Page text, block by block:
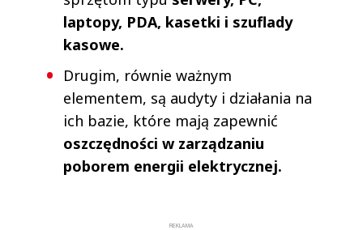
laptopy, PDA, kasetki i szuflady
kasowe.
Drugim, równie ważnym
elementem, są audyty i działania na
ich bazie, które mają zapewnić
oszczędności w zarządzaniu
poborem energii elektrycznej.
REKLAMA